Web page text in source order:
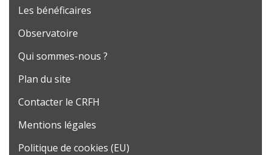
Les bénéficaires
Observatoire
Qui sommes-nous ?
Plan du site
Contacter le CRFH
Mentions légales
Politique de cookies (EU)